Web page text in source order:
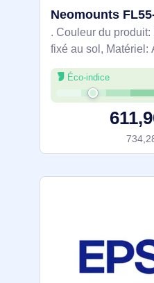
. Couleur du produit:
fixé au sol, Matériel:
mm, Largeur: 1019
mm. Largeur du
du colis: 221 mm,
Éco-indice